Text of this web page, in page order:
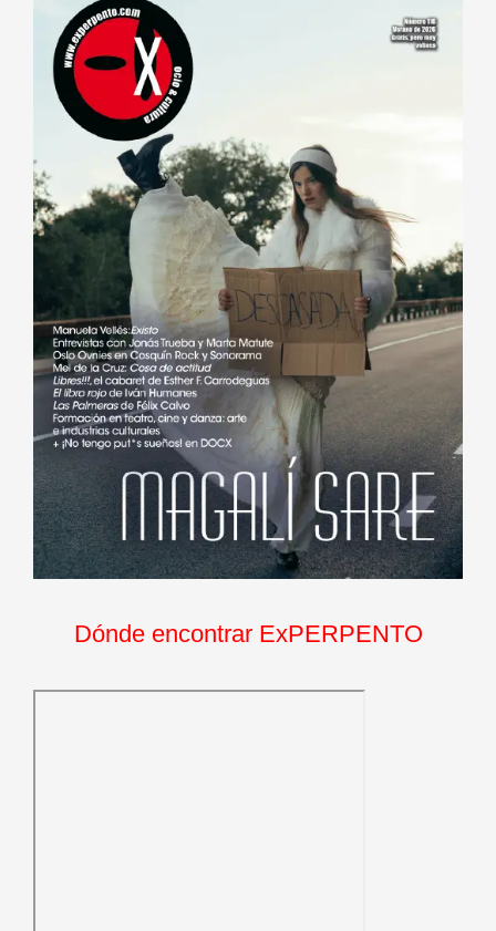
Dónde encontrar ExPERPENTO